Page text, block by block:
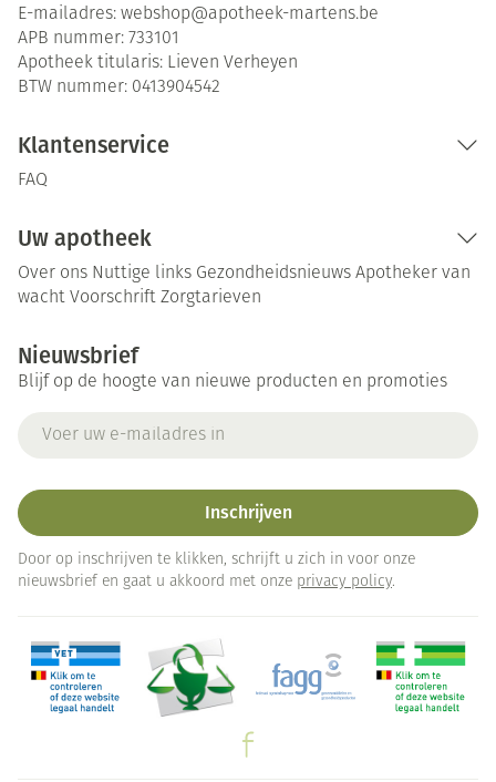
E-mailadres: webshop@apotheek-martens.be
APB nummer: 733101
Apotheek titularis: Lieven Verheyen
BTW nummer: 0413904542
Klantenservice
FAQ
Uw apotheek
Over ons Nuttige links Gezondheidsnieuws Apotheker van
wacht Voorschrift Zorgtarieven
Nieuwsbrief
Blijf op de hoogte van nieuwe producten en promoties
Inschrijven
Door op inschrijven te klikken, schrijft u zich in voor onze
nieuwsbrief en gaat u akkoord met onze privacy policy.